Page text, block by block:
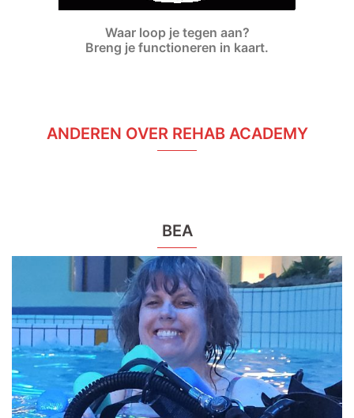
Waar loop je tegen aan?
Breng je functioneren in kaart.
ANDEREN OVER REHAB ACADEMY
BEA